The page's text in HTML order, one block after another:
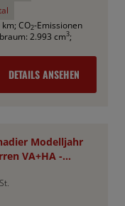
; CO2-Emissionen
2.993 cm3;
DETAILS ANSEHEN
Modelljahr